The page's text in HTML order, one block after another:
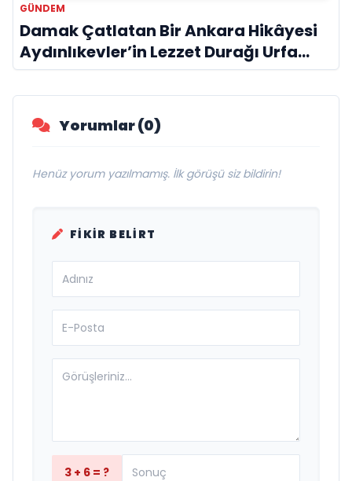
GÜNDEM
Damak Çatlatan Bir Ankara Hikâyesi
Aydınlıkevler’in Lezzet Durağı Urfa
Damak
Yorumlar (0)
Henüz yorum yazılmamış. İlk görüşü siz bildirin!
FIKIR BELIRT
3 + 6 = ?